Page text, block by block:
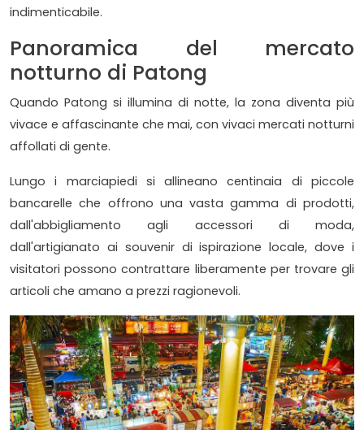
indimenticabile.
Panoramica del mercato
notturno di Patong
Quando Patong si illumina di notte, la zona diventa più
vivace e affascinante che mai, con vivaci mercati notturni
affollati di gente.
Lungo i marciapiedi si allineano centinaia di piccole
bancarelle che offrono una vasta gamma di prodotti,
dall'abbigliamento agli accessori di moda,
dall'artigianato ai souvenir di ispirazione locale, dove i
visitatori possono contrattare liberamente per trovare gli
articoli che amano a prezzi ragionevoli.